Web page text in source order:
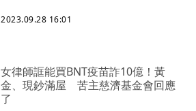
2023.09.28 16:01
女律師誆能買BNT疫苗詐10億！黃
金、現鈔滿屋 苦主慈濟基金會回應
了